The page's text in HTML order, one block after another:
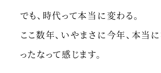
でも、時代って本当に変わる。
ここ数年、いやまさに今年、本当
ったなって感じます。